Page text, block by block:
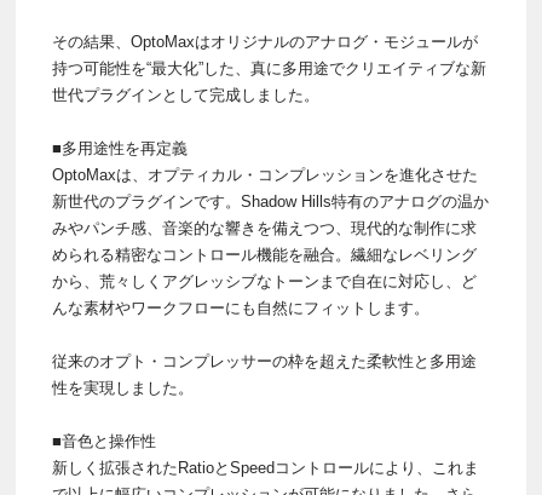
その結果、OptoMaxはオリジナルのアナログ・モジュールが
持つ可能性を“最大化”した、真に多用途でクリエイティブな新
世代プラグインとして完成しました。
■多用途性を再定義
OptoMaxは、オプティカル・コンプレッションを進化させた
新世代のプラグインです。Shadow Hills特有のアナログの温か
みやパンチ感、音楽的な響きを備えつつ、現代的な制作に求
められる精密なコントロール機能を融合。繊細なレベリング
から、荒々しくアグレッシブなトーンまで自在に対応し、ど
んな素材やワークフローにも自然にフィットします。
従来のオプト・コンプレッサーの枠を超えた柔軟性と多用途
性を実現しました。
■音色と操作性
新しく拡張されたRatioとSpeedコントロールにより、これま